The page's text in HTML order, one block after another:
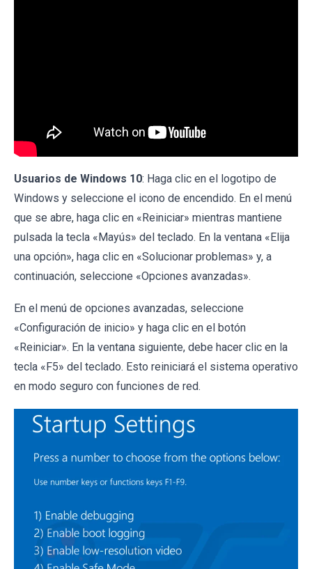
Usuarios de Windows 10: Haga clic en el logotipo de
Windows y seleccione el icono de encendido. En el menú
que se abre, haga clic en «Reiniciar» mientras mantiene
pulsada la tecla «Mayús» del teclado. En la ventana «Elija
una opción», haga clic en «Solucionar problemas» y, a
continuación, seleccione «Opciones avanzadas».
En el menú de opciones avanzadas, seleccione
«Configuración de inicio» y haga clic en el botón
«Reiniciar». En la ventana siguiente, debe hacer clic en la
tecla «F5» del teclado. Esto reiniciará el sistema operativo
en modo seguro con funciones de red.